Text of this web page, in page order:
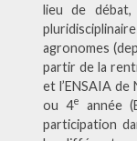
lieu de débat,
agronomes
partir de la
et l’ENSAIA de
ou 4e
année
participation